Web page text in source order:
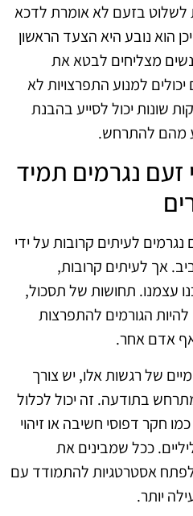
לשלוט בזעם לא אומרת לדכא
הוא נובע היא הצעד הראשון
מצליחים לבטא את
למנוע התפרצויות לא
שונות יכול לסייע בהבנת
מהם להתרחש.
זעם נגרמים תמיד
לעיתים קרובות על ידי
אך לעיתים קרובות,
עצמנו. תחושות של תסכול,
להיות הגורמים להתפרצות
אדם אחר.
של רגשות אלו, יש צורך
בתודעה. זה יכול לכלול
חקר דפוסי חשיבה או זיהוי
ככל שמבינים את
לפתח אסטרטגיות להתמודד עם
יותר.